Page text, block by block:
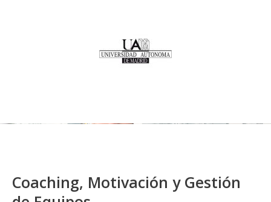
Coaching, Motivación y Gestión